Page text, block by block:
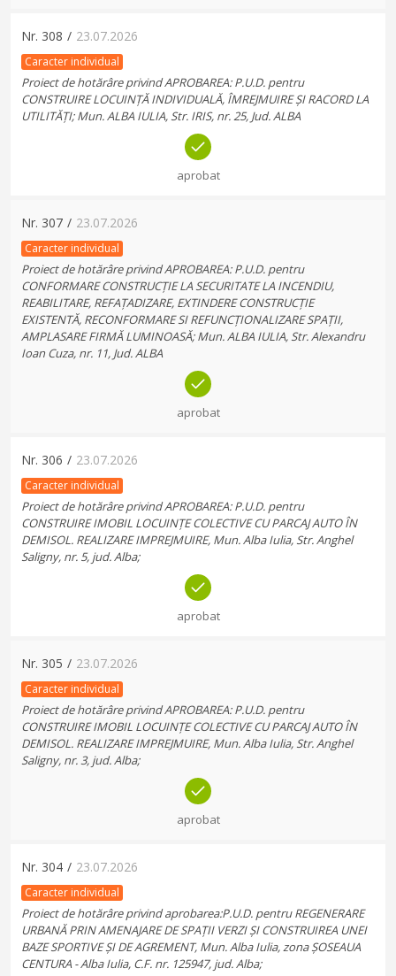
Nr. 308 / 23.07.2026
Caracter individual
Proiect de hotărâre privind APROBAREA: P.U.D. pentru
CONSTRUIRE LOCUINȚĂ INDIVIDUALĂ, ÎMREJMUIRE ȘI RACORD LA
UTILITĂȚI; Mun. ALBA IULIA, Str. IRIS, nr. 25, Jud. ALBA
aprobat
Nr. 307 / 23.07.2026
Caracter individual
Proiect de hotărâre privind APROBAREA: P.U.D. pentru
CONFORMARE CONSTRUCȚIE LA SECURITATE LA INCENDIU,
REABILITARE, REFAȚADIZARE, EXTINDERE CONSTRUCȚIE
EXISTENTĂ, RECONFORMARE SI REFUNCȚIONALIZARE SPAȚII,
AMPLASARE FIRMĂ LUMINOASĂ; Mun. ALBA IULIA, Str. Alexandru
Ioan Cuza, nr. 11, Jud. ALBA
aprobat
Nr. 306 / 23.07.2026
Caracter individual
Proiect de hotărâre privind APROBAREA: P.U.D. pentru
CONSTRUIRE IMOBIL LOCUINȚE COLECTIVE CU PARCAJ AUTO ÎN
DEMISOL. REALIZARE IMPREJMUIRE, Mun. Alba Iulia, Str. Anghel
Saligny, nr. 5, jud. Alba;
aprobat
Nr. 305 / 23.07.2026
Caracter individual
Proiect de hotărâre privind APROBAREA: P.U.D. pentru
CONSTRUIRE IMOBIL LOCUINȚE COLECTIVE CU PARCAJ AUTO ÎN
DEMISOL. REALIZARE IMPREJMUIRE, Mun. Alba Iulia, Str. Anghel
Saligny, nr. 3, jud. Alba;
aprobat
Nr. 304 / 23.07.2026
Caracter individual
Proiect de hotărâre privind aprobarea:P.U.D. pentru REGENERARE
URBANĂ PRIN AMENAJARE DE SPAȚII VERZI ȘI CONSTRUIREA UNEI
BAZE SPORTIVE ȘI DE AGREMENT, Mun. Alba Iulia, zona ȘOSEAUA
CENTURA - Alba Iulia, C.F. nr. 125947, jud. Alba;